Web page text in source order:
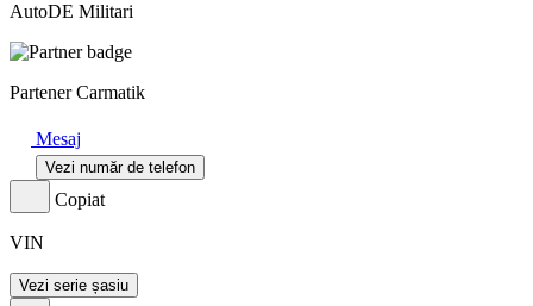
AutoDE Militari
Partener Carmatik
Mesaj
Vezi număr de telefon
Copiat
VIN
Vezi serie șasiu